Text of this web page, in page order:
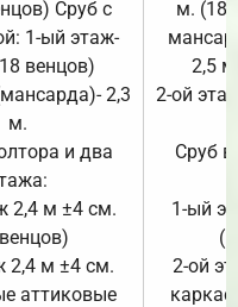
Сруб с
1-ый этаж-
венцов)
2,3
м.
и два
2,4 м ±4 см.
2,4 м ±4 см.
аттиковые
м. (18
2,5
2-ой
Сруб
1-ый
2-ой